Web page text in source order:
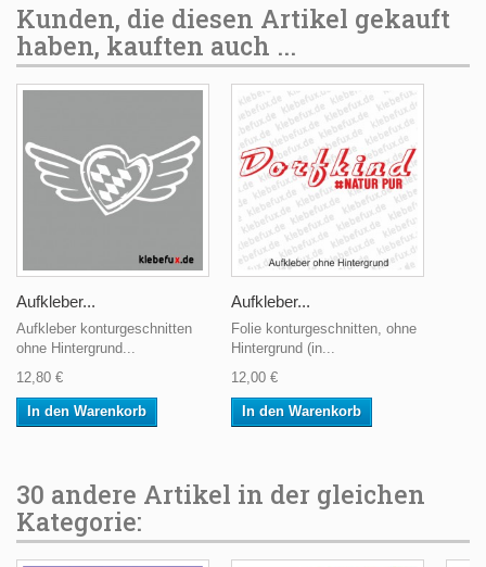
Kunden, die diesen Artikel gekauft
haben, kauften auch ...
Aufkleber...
Aufkleber konturgeschnitten
ohne Hintergrund...
12,80 €
In den Warenkorb
Aufkleber...
Folie konturgeschnitten, ohne
Hintergrund (in...
12,00 €
In den Warenkorb
30 andere Artikel in der gleichen
Kategorie: